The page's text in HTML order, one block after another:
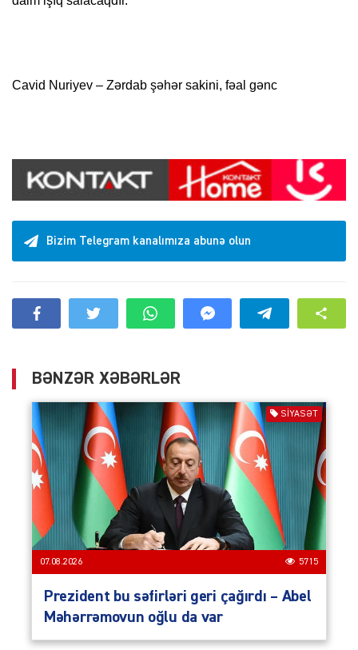
Cavid Nuriyev – Zərdab şəhər sakini, fəal gənc
Bizim Telegram kanalımıza abunə olun
BƏNZƏR XƏBƏRLƏR
SIYASƏT
07.08.2026 5715
Prezident bu səfirləri geri çağırdı – Abel
Məhərrəmovun oğlu da var